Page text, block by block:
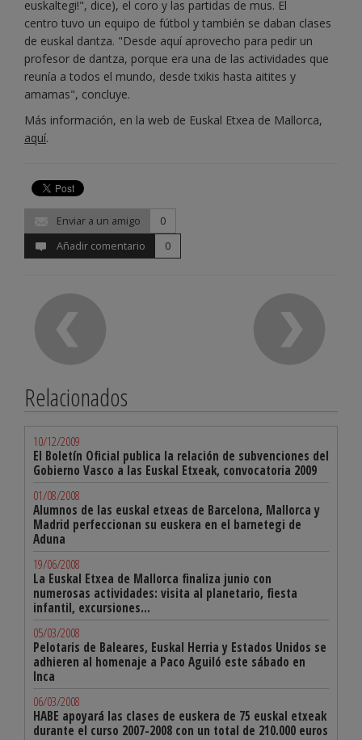
euskaltegi!", dice), el coro y las partidas de mus. El
centro tuvo un equipo de fútbol y también se daban clases
de euskal dantza. "Desde aquí aprovecho para pedir un
profesor de dantza, porque era una de las actividades que
reunía a todos el mundo, desde txikis hasta aitites y
amamas", concluye.
Más información, en la web de Euskal Etxea de Mallorca,
aquí.
Enviar a un amigo
0
Añadir comentario
0
Relacionados
10/12/2009
El Boletín Oficial publica la relación de subvenciones del
Gobierno Vasco a las Euskal Etxeak, convocatoria 2009
01/08/2008
Alumnos de las euskal etxeas de Barcelona, Mallorca y
Madrid perfeccionan su euskera en el barnetegi de
Aduna
19/06/2008
La Euskal Etxea de Mallorca finaliza junio con
numerosas actividades: visita al planetario, fiesta
infantil, excursiones...
05/03/2008
Pelotaris de Baleares, Euskal Herria y Estados Unidos se
adhieren al homenaje a Paco Aguiló este sábado en
Inca
06/03/2008
HABE apoyará las clases de euskera de 75 euskal etxeak
durante el curso 2007-2008 con un total de 210.000 euros